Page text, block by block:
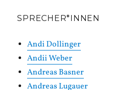
SPRECHER*INNEN
Andi Dollinger
Andii Weber
Andreas Basner
Andreas Lugauer